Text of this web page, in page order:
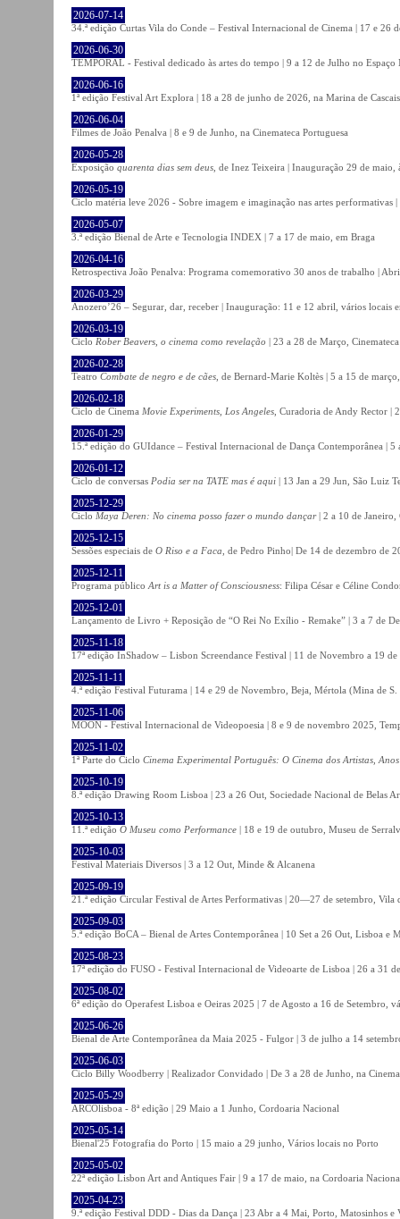
2026-07-14
34.ª edição Curtas Vila do Conde – Festival Internacional de Cinema | 17 e 26
2026-06-30
TEMPORAL - Festival dedicado às artes do tempo | 9 a 12 de Julho no
2026-06-16
1ª edição Festival Art Explora | 18 a 28 de junho de 2026, na Marina de Cascais
2026-06-04
Filmes de João Penalva | 8 e 9 de Junho, na Cinemateca Portuguesa
2026-05-28
Exposição quarenta dias sem deus , de Inez Teixeira | Inauguração 29 de
2026-05-19
Ciclo matéria leve 2026 - Sobre imagem e imaginação nas artes
2026-05-07
3.ª edição Bienal de Arte e Tecnologia INDEX | 7 a 17 de maio, em Braga
2026-04-16
Retrospectiva João Penalva: Programa comemorativo 30 anos de trabalho |
2026-03-29
Anozero’26 – Segurar, dar, receber | Inauguração: 11 e 12 abril, vários locais
2026-03-19
Ciclo Rober Beavers, o cinema como revelação | 23 a 28 de Março,
2026-02-28
Teatro Combate de negro e de cães , de Bernard-Marie Koltès | 5 a 15 de
2026-02-18
Ciclo de Cinema Movie Experiments, Los Angeles , Curadoria de Andy Rector
2026-01-29
15.ª edição do GUIdance – Festival Internacional de Dança Contemporânea |
2026-01-12
Ciclo de conversas Podia ser na TATE mas é aqui | 13 Jan a 29 Jun, São Luiz
2025-12-29
Ciclo Maya Deren: No cinema posso fazer o mundo dançar| 2 a 10 de Janeiro,
2025-12-15
Sessões especiais de O Riso e a Faca , de Pedro Pinho| De 14 de dezembro de
2025-12-11
Programa público Art is a Matter of Consciousness: Filipa César e Céline
2025-12-01
Lançamento de Livro + Reposição de “O Rei No Exílio - Remake” | 3 a 7 de
2025-11-18
17ª edição InShadow – Lisbon Screendance Festival | 11 de Novembro a 19
2025-11-11
4.ª edição Festival Futurama | 14 e 29 de Novembro, Beja, Mértola (Mina de
2025-11-06
MOON - Festival Internacional de Videopoesia | 8 e 9 de novembro 2025,
2025-11-02
1ª Parte do Ciclo Cinema Experimental Português: O Cinema dos Artistas,
2025-10-19
8.ª edição Drawing Room Lisboa | 23 a 26 Out, Sociedade Nacional de Belas
2025-10-13
11.ª edição O Museu como Performance | 18 e 19 de outubro, Museu de
2025-10-03
Festival Materiais Diversos | 3 a 12 Out, Minde & Alcanena
2025-09-19
21.ª edição Circular Festival de Artes Performativas | 20—27 de setembro, Vila
2025-09-03
5.ª edição BoCA – Bienal de Artes Contemporânea | 10 Set a 26 Out, Lisboa e
2025-08-23
17ª edição do FUSO - Festival Internacional de Videoarte de Lisboa | 26 a 31
2025-08-02
6ª edição do Operafest Lisboa e Oeiras 2025 | 7 de Agosto a 16 de Setembro,
2025-06-26
Bienal de Arte Contemporânea da Maia 2025 - Fulgor | 3 de julho a 14
2025-06-03
Ciclo Billy Woodberry | Realizador Convidado | De 3 a 28 de Junho, na
2025-05-29
ARCOlisboa - 8ª edição | 29 Maio a 1 Junho, Cordoaria Nacional
2025-05-14
Bienal'25 Fotografia do Porto | 15 maio a 29 junho, Vários locais no Porto
2025-05-02
22ª edição Lisbon Art and Antiques Fair | 9 a 17 de maio, na Cordoaria
2025-04-23
9.ª edição Festival DDD - Dias da Dança | 23 Abr a 4 Mai, Porto, Matosinhos e